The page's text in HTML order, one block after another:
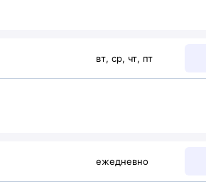
вт, ср, чт, пт
ежедневно